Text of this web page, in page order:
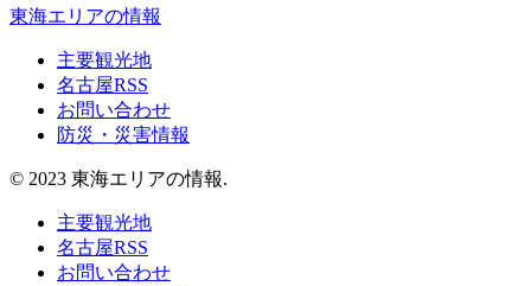
東海エリアの情報
主要観光地
名古屋RSS
お問い合わせ
防災・災害情報
© 2023 東海エリアの情報.
主要観光地
名古屋RSS
お問い合わせ